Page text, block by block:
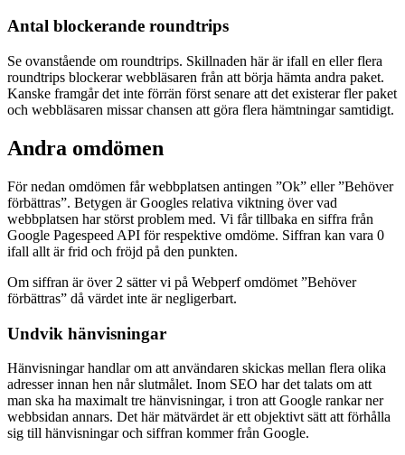
Antal blockerande roundtrips
Se ovanstående om roundtrips. Skillnaden här är ifall en eller flera
roundtrips blockerar webbläsaren från att börja hämta andra paket.
Kanske framgår det inte förrän först senare att det existerar fler paket
och webbläsaren missar chansen att göra flera hämtningar samtidigt.
Andra omdömen
För nedan omdömen får webbplatsen antingen ”Ok” eller ”Behöver
förbättras”. Betygen är Googles relativa viktning över vad
webbplatsen har störst problem med. Vi får tillbaka en siffra från
Google Pagespeed API för respektive omdöme. Siffran kan vara 0
ifall allt är frid och fröjd på den punkten.
Om siffran är över 2 sätter vi på Webperf omdömet ”Behöver
förbättras” då värdet inte är negligerbart.
Undvik hänvisningar
Hänvisningar handlar om att användaren skickas mellan flera olika
adresser innan hen når slutmålet. Inom SEO har det talats om att
man ska ha maximalt tre hänvisningar, i tron att Google rankar ner
webbsidan annars. Det här mätvärdet är ett objektivt sätt att förhålla
sig till hänvisningar och siffran kommer från Google.